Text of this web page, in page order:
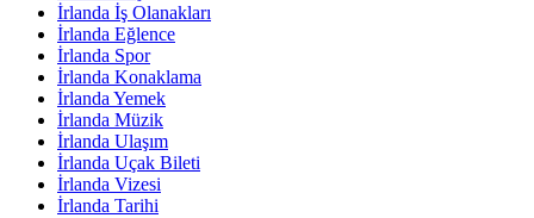
İrlanda İş Olanakları
İrlanda Eğlence
İrlanda Spor
İrlanda Konaklama
İrlanda Yemek
İrlanda Müzik
İrlanda Ulaşım
İrlanda Uçak Bileti
İrlanda Vizesi
İrlanda Tarihi